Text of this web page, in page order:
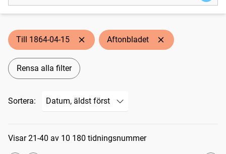
Till 1864-04-15 Aftonbladet
Rensa alla filter
Sortera:
Sökresultat
Visar 21-40 av 10 180 tidningsnummer